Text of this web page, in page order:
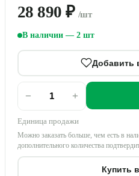
28 890 ₽ /шт
В наличии — 2 шт
Добавить
− +
Единица продажи
Можно заказать больше, чем есть в
дополнительного количества
Купить